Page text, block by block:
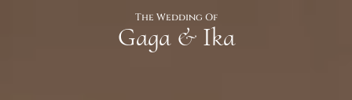
The Wedding Of
Gaga & Ika